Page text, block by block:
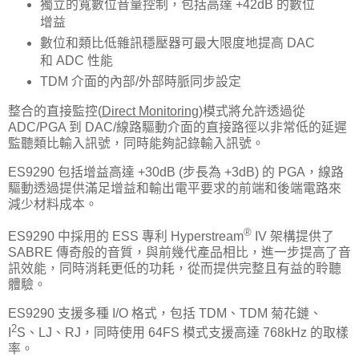
獨立的寬數位音量控制，包括高達 +42dB 的數位
增益
數位和類比低雜訊穩壓器可最大限度地提高 DAC
和 ADC 性能
TDM 介面的內部/外部時脈同步設定
整合的直接監控(Direct Monitoring)模式將允許透過從
ADC/PGA 到 DAC/線路驅動介面的直接路徑以非常低的延遲
監聽類比輸入訊號，同時能夠記錄輸入訊號。
ES9290 包括增益高達 +30dB (步長為 +3dB) 的 PGA，線路
驅動透過提供滿足增益和輸出電平要求的前端和後端電路來
減少材料成本。
ES9290 中採用的 ​​ESS 專利 Hyperstream® IV 架構提供了
SABRE 傳奇般的音質，與前幾代產品相比，進一步提高了音
訊效能，同時消耗更低的功耗，從而提供完整且有益的聆聽
體驗。
ES9290 支援多種 I/O 格式，包括 TDM、TDM 菊花鏈、
2S、LJ、RJ，同時使用 64FS 模式支援高達 768kHz 的取樣
率。